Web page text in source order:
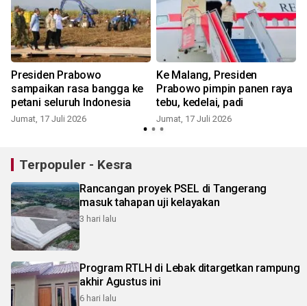
Presiden Prabowo
sampaikan rasa bangga ke
petani seluruh Indonesia
Jumat, 17 Juli 2026
Ke Malang, Presiden
Prabowo pimpin panen raya
tebu, kedelai, padi
Jumat, 17 Juli 2026
Terpopuler - Kesra
Rancangan proyek PSEL di Tangerang
masuk tahapan uji kelayakan
3 hari lalu
Program RTLH di Lebak ditargetkan rampung
akhir Agustus ini
6 hari lalu